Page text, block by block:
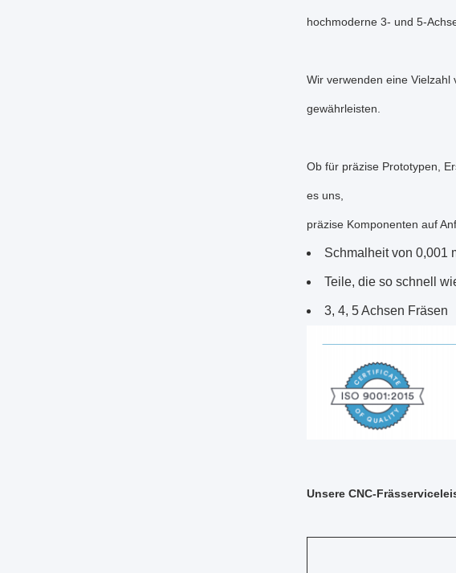
hochmoderne 3- und 5-
Wir verwenden eine Vielzahl
gewährleisten.
Ob für präzise Prototypen,
es uns,
präzise Komponenten auf
Schmalheit von 0,001
Teile, die so schnell
3, 4, 5 Achsen Fräsen
Unsere CNC-